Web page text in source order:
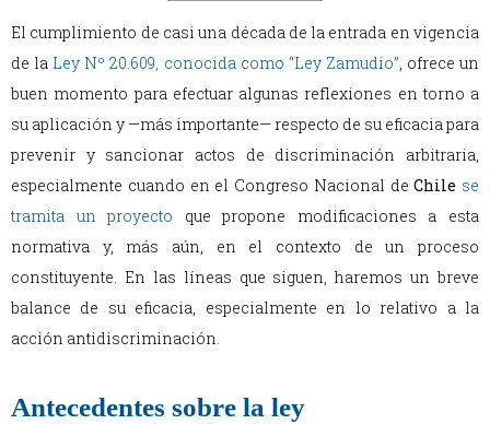
El cumplimiento de casi una década de la entrada en vigencia
de la Ley Nº 20.609, conocida como “Ley Zamudio”, ofrece un
buen momento para efectuar algunas reflexiones en torno a
su aplicación y —más importante— respecto de su eficacia para
prevenir y sancionar actos de discriminación arbitraria,
especialmente cuando en el Congreso Nacional deChile se
tramita un proyecto
que propone modificaciones a esta
normativa y, más aún, en el contexto de un proceso
constituyente. En las líneas que siguen, haremos un breve
balance de su eficacia, especialmente en lo relativo a la
acción antidiscriminación.
Antecedentes sobre la ley